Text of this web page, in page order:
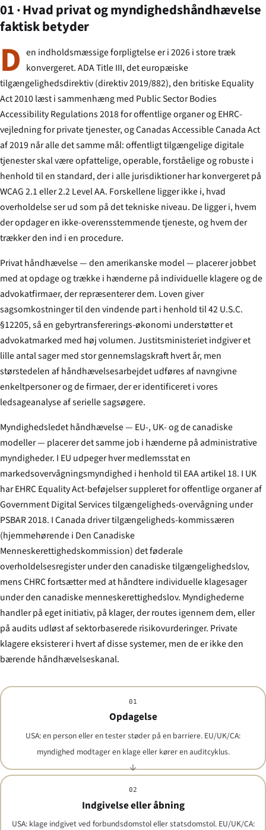
01 · Hvad privat og myndighedshåndhævelse
faktisk betyder
D en indholdsmæssige forpligtelse er i 2026 i store træk
konvergeret. ADA Title III, det europæiske
tilgængelighedsdirektiv (direktiv 2019/882), den britiske Equality
Act 2010 læst i sammenhæng med Public Sector Bodies
Accessibility Regulations 2018 for offentlige organer og EHRC-
vejledning for private tjenester, og Canadas Accessible Canada Act
af 2019 når alle det samme mål: offentligt tilgængelige digitale
tjenester skal være opfattelige, operable, forståelige og robuste i
henhold til en standard, der i alle jurisdiktioner har konvergeret på
WCAG 2.1 eller 2.2 Level AA. Forskellene ligger ikke i, hvad
overholdelse ser ud som på det tekniske niveau. De ligger i, hvem
der opdager en ikke-overensstemmende tjeneste, oghvemder
trækker den ind i en procedure.
Privat håndhævelse — den amerikanske model — placerer jobbet
med at opdage og trække i hænderne på individuelle klagere og de
advokatfirmaer, der repræsenterer dem. Loven giver
sagsomkostninger til den vindende part i henhold til 42 U.S.C.
§12205, så en gebyrtransfererings-økonomi understøtter et
advokatmarked med høj volumen. Justitsministeriet indgiver et
lille antal sager med stor gennemslagskraft hvert år, men
størstedelen af håndhævelsesarbejdet udføres af navngivne
enkeltpersoner og de firmaer, der er identificeret i vores
ledsageanalyse af serielle sagsøgere.
Myndighedsledet håndhævelse — EU-, UK- og de canadiske
modeller — placerer det samme job i hænderne på administrative
myndigheder. I EU udpeger hver medlemsstat en
markedsovervågningsmyndighed i henhold til EAA artikel 18. I UK
har EHRC Equality Act-beføjelser suppleret for offentlige organer af
Government Digital Services tilgængeligheds-overvågning under
PSBAR 2018. I Canada driver tilgængeligheds-kommissæren
(hjemmehørende i Den Canadiske
Menneskerettighedskommission) det føderale
overholdelsesregister under den canadiske tilgængelighedslov,
mens CHRC fortsætter med at håndtere individuelle klagesager
under den canadiske menneskerettighedslov. Myndighederne
handler på eget initiativ, på klager, der routes igennem dem, eller
på audits udløst af sektorbaserede risikovurderinger. Private
klagere eksisterer i hvert af disse systemer, men de er ikke den
bærende håndhævelseskanal.
01
Opdagelse
USA: en person eller en tester støder på en barriere. EU/UK/CA:
myndighed modtager en klage eller kører en auditcyklus.
02
Indgivelse eller åbning
USA: klage indgivet ved forbundsdomstol eller statsdomstol. EU/UK/CA: